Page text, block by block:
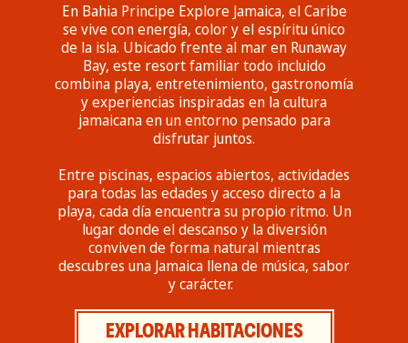
En Bahia Principe Explore Jamaica, el Caribe
se vive con energía, color y el espíritu único
de la isla. Ubicado frente al mar en Runaway
Bay, este resort familiar todo incluido
combina playa, entretenimiento, gastronomía
y experiencias inspiradas en la cultura
jamaicana en un entorno pensado para
disfrutar juntos.
Entre piscinas, espacios abiertos, actividades
para todas las edades y acceso directo a la
playa, cada día encuentra su propio ritmo. Un
lugar donde el descanso y la diversión
conviven de forma natural mientras
descubres una Jamaica llena de música, sabor
y carácter.
EXPLORAR HABITACIONES